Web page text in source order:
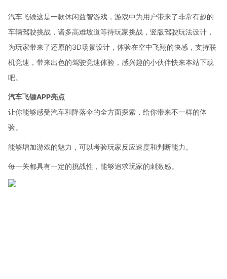
汽车飞镖这是一款休闲益智游戏，游戏中为用户带来了非常有趣的
车辆驾驶挑战，诸多高难坡道等待玩家挑战，竖版驾驶玩法设计，
为玩家带来了还原的3D场景设计，体验在空中飞翔的快感，支持联
机竞速，带来出色的驾驶竞速体验，感兴趣的小伙伴快来本站下载
吧。
汽车飞镖APP亮点
让你能够感受汽车和降落伞的全方面探索，给你带来不一样的体
验。
能够增加游戏的魅力，可以考验玩家反应速度和判断能力。
每一关都具有一定的挑战性，能够追求玩家的刺激感。